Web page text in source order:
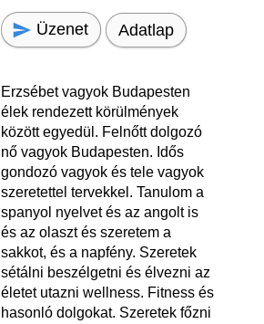
Üzenet Adatlap
Erzsébet vagyok Budapesten
élek rendezett körülmények
között egyedül. Felnőtt dolgozó
nő vagyok Budapesten. Idős
gondozó vagyok és tele vagyok
szeretettel tervekkel. Tanulom a
spanyol nyelvet és az angolt is
és az olaszt és szeretem a
sakkot, és a napfény. Szeretek
sétálni beszélgetni és élvezni az
életet utazni wellness. Fitness és
hasonló dolgokat. Szeretek főzni